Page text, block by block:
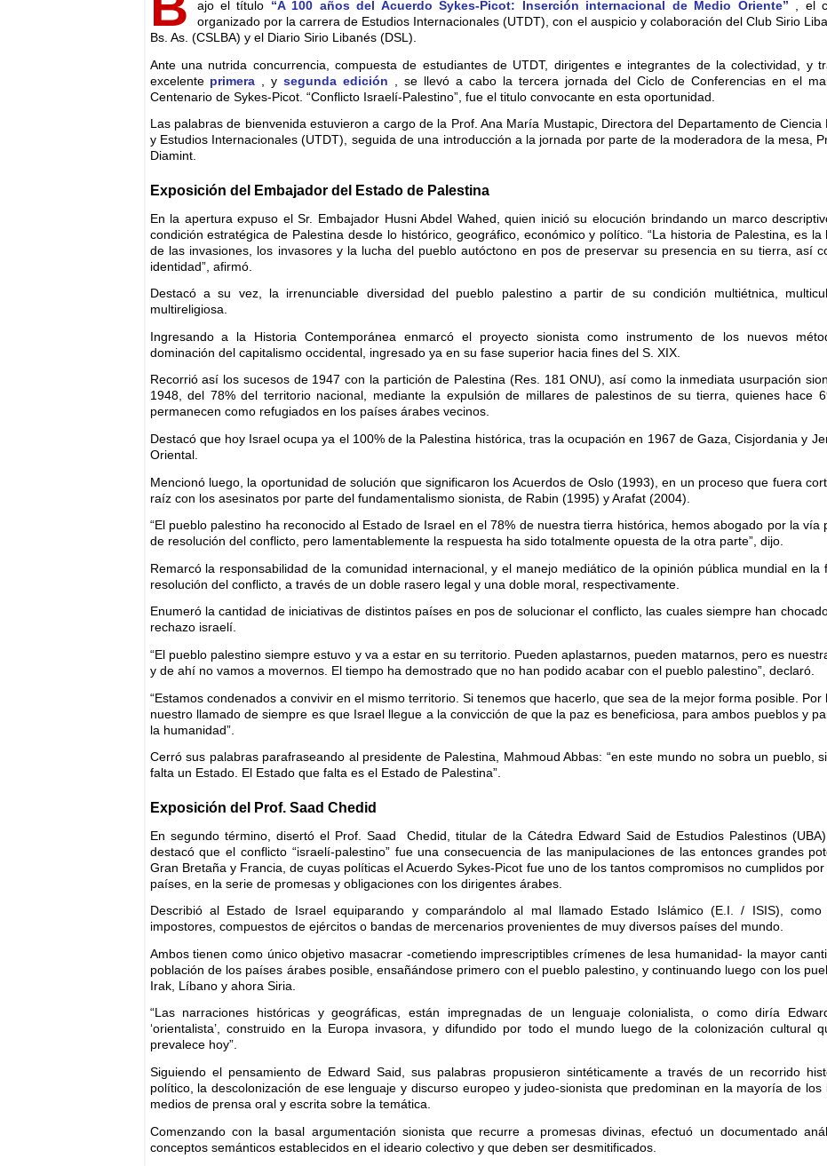
ajo el título “A 100 años del Acuerdo Sykes-Picot: Inserción internacional de Medio Oriente” , el
organizado por la carrera de Estudios Internacionales (UTDT), con el auspicio y colaboración del Club Sirio
Bs. As. (CSLBA) y el Diario Sirio Libanés (DSL).
Ante una nutrida concurrencia, compuesta de estudiantes de UTDT, dirigentes e integrantes de la colectividad, y
excelente primera , ysegunda edición , se llevó a cabo la tercera jornada del Ciclo de Conferencias en el
Centenario de Sykes-Picot. “Conflicto Israelí-Palestino”, fue el titulo convocante en esta oportunidad.
Las palabras de bienvenida estuvieron a cargo de la Prof. Ana María Mustapic, Directora del Departamento de Ciencia
y Estudios Internacionales (UTDT), seguida de una introducción a la jornada por parte de la moderadora de la mesa,
Diamint.
Exposición del Embajador del Estado de Palestina
En la apertura expuso el Sr. Embajador Husni Abdel Wahed, quien inició su elocución brindando un marco
condición estratégica de Palestina desde lo histórico, geográfico, económico y político. “La historia de Palestina, es la
de las invasiones, los invasores y la lucha del pueblo autóctono en pos de preservar su presencia en su tierra, así
identidad”, afirmó.
Destacó a su vez, la irrenunciable diversidad del pueblo palestino a partir de su condición multiétnica,
multireligiosa.
Ingresando a la Historia Contemporánea enmarcó el proyecto sionista como instrumento de los nuevos
dominación del capitalismo occidental, ingresado ya en su fase superior hacia fines del S. XIX.
Recorrió así los sucesos de 1947 con la partición de Palestina (Res. 181 ONU), así como la inmediata usurpación
1948, del 78% del territorio nacional, mediante la expulsión de millares de palestinos de su tierra, quienes hace
permanecen como refugiados en los países árabes vecinos.
Destacó que hoy Israel ocupa ya el 100% de la Palestina histórica, tras la ocupación en 1967 de Gaza, Cisjordania y
Oriental.
Mencionó luego, la oportunidad de solución que significaron los Acuerdos de Oslo (1993), en un proceso que fuera
raíz con los asesinatos por parte del fundamentalismo sionista, de Rabin (1995) y Arafat (2004).
“El pueblo palestino ha reconocido al Estado de Israel en el 78% de nuestra tierra histórica, hemos abogado por la vía
de resolución del conflicto, pero lamentablemente la respuesta ha sido totalmente opuesta de la otra parte”, dijo.
Remarcó la responsabilidad de la comunidad internacional, y el manejo mediático de la opinión pública mundial en la
resolución del conflicto, a través de un doble rasero legal y una doble moral, respectivamente.
Enumeró la cantidad de iniciativas de distintos países en pos de solucionar el conflicto, las cuales siempre han
rechazo israelí.
“El pueblo palestino siempre estuvo y va a estar en su territorio. Pueden aplastarnos, pueden matarnos, pero es
y de ahí no vamos a movernos. El tiempo ha demostrado que no han podido acabar con el pueblo palestino”, declaró.
“Estamos condenados a convivir en el mismo territorio. Si tenemos que hacerlo, que sea de la mejor forma posible. Por
nuestro llamado de siempre es que Israel llegue a la convicción de que la paz es beneficiosa, para ambos pueblos y
la humanidad”.
Cerró sus palabras parafraseando al presidente de Palestina, Mahmoud Abbas: “en este mundo no sobra un pueblo,
falta un Estado. El Estado que falta es el Estado de Palestina”.
Exposición del Prof. Saad Chedid
En segundo término, disertó el Prof. Saad Chedid, titular de la Cátedra Edward Said de Estudios Palestinos
destacó que el conflicto “israelí-palestino” fue una consecuencia de las manipulaciones de las entonces grandes
Gran Bretaña y Francia, de cuyas políticas el Acuerdo Sykes-Picot fue uno de los tantos compromisos no cumplidos
países, en la serie de promesas y obligaciones con los dirigentes árabes.
Describió al Estado de Israel equiparando y comparándolo al mal llamado Estado Islámico (E.I. / ISIS), como
impostores, compuestos de ejércitos o bandas de mercenarios provenientes de muy diversos países del mundo.
Ambos tienen como único objetivo masacrar -cometiendo imprescriptibles crímenes de lesa humanidad- la mayor
población de los países árabes posible, ensañándose primero con el pueblo palestino, y continuando luego con los
Irak, Líbano y ahora Siria.
“Las narraciones históricas y geográficas, están impregnadas de un lenguaje colonialista, o como diría
‘orientalista’, construido en la Europa invasora, y difundido por todo el mundo luego de la colonización cultural
prevalece hoy”.
Siguiendo el pensamiento de Edward Said, sus palabras propusieron sintéticamente a través de un recorrido
político, la descolonización de ese lenguaje y discurso europeo y judeo-sionista que predominan en la mayoría de los
medios de prensa oral y escrita sobre la temática.
Comenzando con la basal argumentación sionista que recurre a promesas divinas, efectuó un documentado
conceptos semánticos establecidos en el ideario colectivo y que deben ser desmitificados.